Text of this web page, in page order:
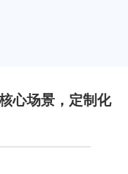
心场景，定制化